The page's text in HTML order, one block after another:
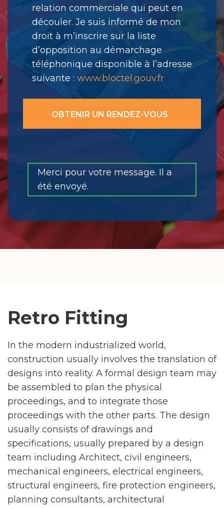
relation commerciale qui peut en
découler. Je suis informé de mon
droit à m’inscrire sur la liste
d’opposition au démarchage
téléphonique disponible à l’adresse
suivante : www.bloctel.gouv.fr
Merci pour votre message. Il a
été envoyé.
Retro Fitting
In the modern industrialized world,
construction usually involves the translation of
designs into reality. A formal design team may
be assembled to plan the physical
proceedings, and to integrate those
proceedings with the other parts. The design
usually consists of drawings and
specifications, usually prepared by a design
team including Architect, civil engineers,
mechanical engineers, electrical engineers,
structural engineers, fire protection engineers,
planning consultants, architectural